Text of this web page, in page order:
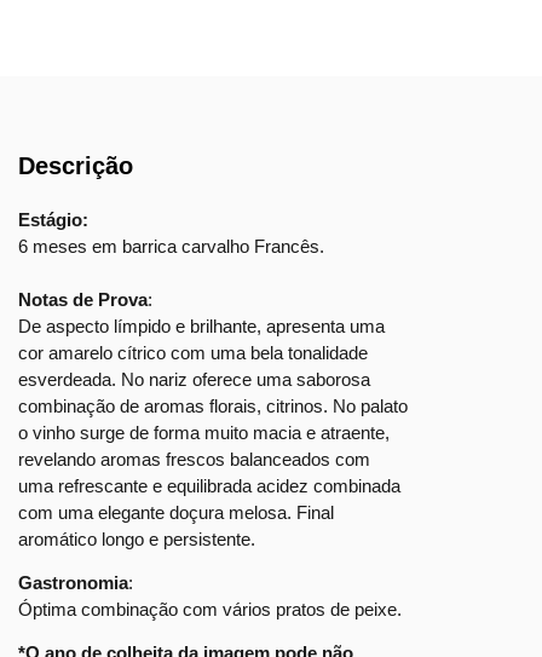
Descrição
Estágio:
6 meses em barrica carvalho Francês.
Notas de Prova:
De aspecto límpido e brilhante, apresenta uma
cor amarelo cítrico com uma bela tonalidade
esverdeada. No nariz oferece uma saboro­sa
combinação de aromas florais, citrinos. No palato
o vinho surge de forma muito macia e atraente,
revelando aromas frescos bal­anceados com
uma refrescante e equilibrada acidez combinada
com uma elegante doçura melosa. Final
aromático longo e persistente.
Gastronomia:
Óptima combinação com vários pratos de peixe.